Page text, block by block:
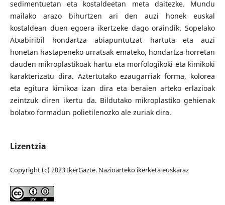
sedimentuetan eta kostaldeetan meta daitezke. Mundu
mailako arazo bihurtzen ari den auzi honek euskal
kostaldean duen egoera ikertzeke dago oraindik. Sopelako
Atxabiribil hondartza abiapuntutzat hartuta eta auzi
honetan hastapeneko urratsak emateko, hondartza horretan
dauden mikroplastikoak hartu eta morfologikoki eta kimikoki
karakterizatu dira. Aztertutako ezaugarriak forma, kolorea
eta egitura kimikoa izan dira eta beraien arteko erlazioak
zeintzuk diren ikertu da. Bildutako mikroplastiko gehienak
bolatxo formadun polietilenozko ale zuriak dira.
Lizentzia
Copyright (c) 2023 IkerGazte. Nazioarteko ikerketa euskaraz